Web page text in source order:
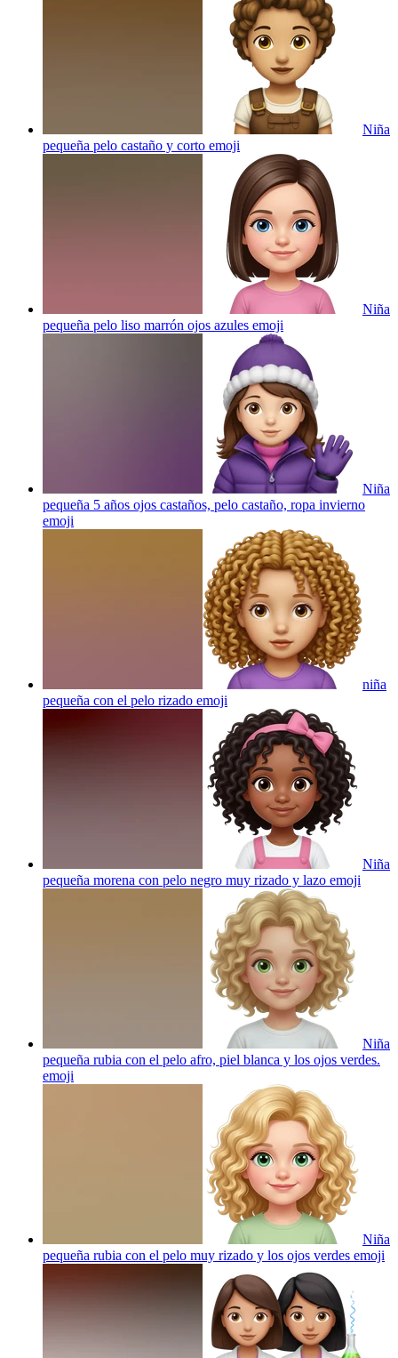
Niña
pequeña pelo castaño y corto emoji
Niña
pequeña pelo liso marrón ojos azules emoji
Niña
pequeña 5 años ojos castaños, pelo castaño, ropa invierno
emoji
niña
pequeña con el pelo rizado emoji
Niña
pequeña morena con pelo negro muy rizado y lazo emoji
Niña
pequeña rubia con el pelo afro, piel blanca y los ojos verdes.
emoji
Niña
pequeña rubia con el pelo muy rizado y los ojos verdes emoji